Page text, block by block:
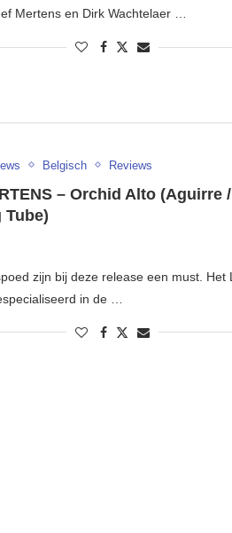
Mertens en Dirk Wachtelaer …
Belgisch Reviews
– Orchid Alto (Aguirre /
Tube)
zijn bij deze release een must. Het
in de …